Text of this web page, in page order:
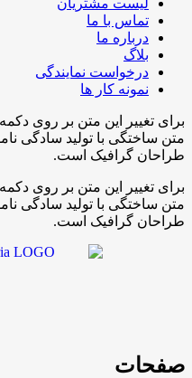
تماس با ما
درباره ما
بلاگ
درخواست نمایندگی
نمونه کار ها
برای تغییر این متن بر روی
متن ساختگی با تولید سادگی
طراحان گرافیک است.
برای تغییر این متن بر روی
متن ساختگی با تولید سادگی
طراحان گرافیک است.
صفحات